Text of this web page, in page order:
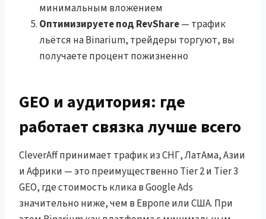
минимальным вложением
Оптимизируете под RevShare— трафик
льётся на Binarium, трейдеры торгуют, вы
получаете процент пожизненно
GEO и аудитория: где
работает связка лучше всего
CleverAff принимает трафик из СНГ, ЛатАма, Азии
и Африки — это преимущественно Tier 2 и Tier 3
GEO, где стоимость клика в Google Ads
значительно ниже, чем в Европе или США. При